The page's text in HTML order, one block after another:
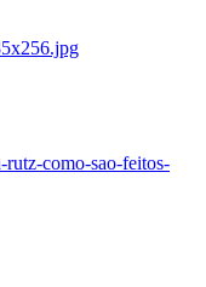
rutz-como-sao-feitos-